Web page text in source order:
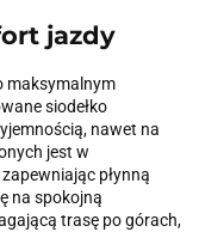
jazdy
maksymalnym
siodełko
nawet na
jest w
płynną
na spokojną
trasę po górach,